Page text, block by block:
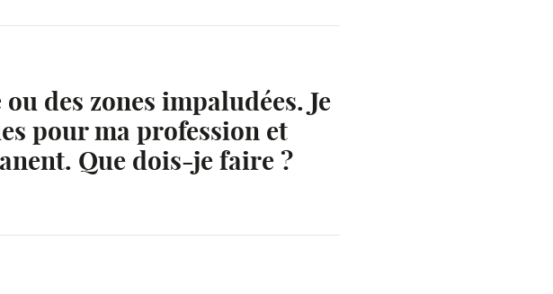
des zones impaludées. Je
pour ma profession et
Que dois-je faire ?